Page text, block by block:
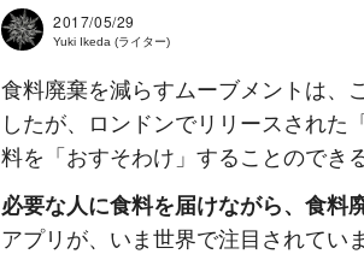
2017/05/29
Yuki Ikeda (ライター)
食料廃棄を減らすムーブメントは、
したが、ロンドンでリリースされた「
料を「おすそわけ」することのでき
必要な人に食料を届けながら、食料
アプリが、いま世界で注目されてい